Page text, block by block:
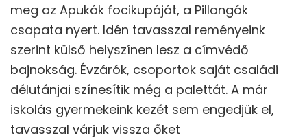
meg az Apukák focikupáját, a Pillangók
csapata nyert. Idén tavasszal reményeink
szerint külső helyszínen lesz a címvédő
bajnokság. Évzárók, csoportok saját családi
délutánjai színesítik még a palettát. A már
iskolás gyermekeink kezét sem engedjük el,
tavasszal várjuk vissza őket